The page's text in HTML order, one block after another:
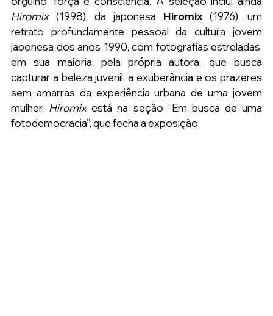
Hiromix (1998), da japonesa Hiromix (1976), um
retrato profundamente pessoal da cultura jovem
japonesa dos anos 1990, com fotografias estreladas,
em sua maioria, pela própria autora, que busca
capturar a beleza juvenil, a exuberância e os prazeres
sem amarras da experiência urbana de uma jovem
mulher. Hiromix está na seção “Em busca de uma
fotodemocracia”, que fecha a exposição.